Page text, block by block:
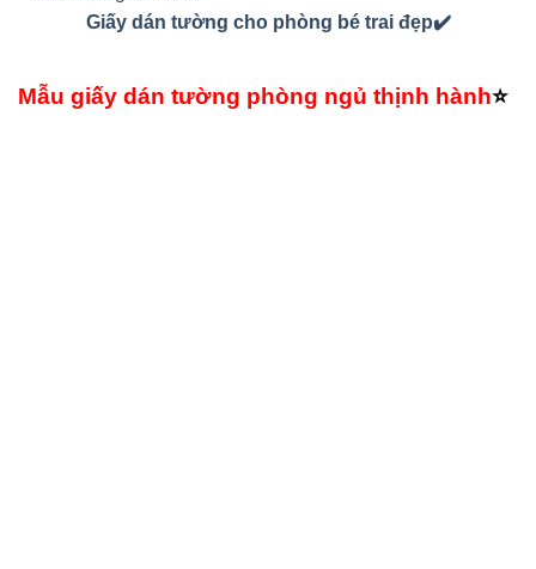
Giấy dán tường cho phòng bé trai đẹp✔️
Mẫu giấy dán tường phòng ngủ thịnh hành⭐